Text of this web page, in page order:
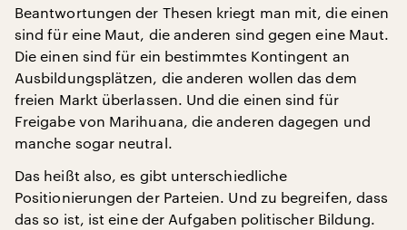
Beantwortungen der Thesen kriegt man mit, die einen
sind für eine Maut, die anderen sind gegen eine Maut.
Die einen sind für ein bestimmtes Kontingent an
Ausbildungsplätzen, die anderen wollen das dem
freien Markt überlassen. Und die einen sind für
Freigabe von Marihuana, die anderen dagegen und
manche sogar neutral.
Das heißt also, es gibt unterschiedliche
Positionierungen der Parteien. Und zu begreifen, dass
das so ist, ist eine der Aufgaben politischer Bildung.